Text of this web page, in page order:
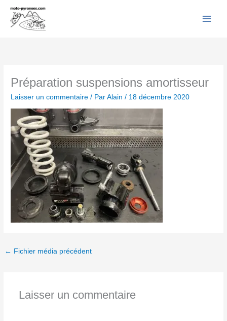
contenu
Préparation suspensions amortisseur
Laisser un commentaire / ParAlain/ 18 décembre 2020
← Fichier média précédent
Laisser un commentaire